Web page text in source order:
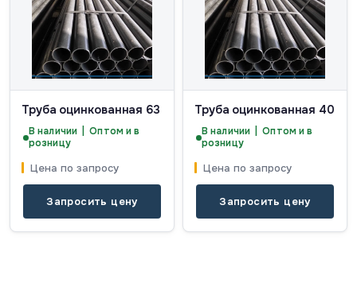
Труба оцинкованная 63
В наличии | Оптом и в
розницу
Цена по запросу
Запросить цену
Труба оцинкованная 40
В наличии | Оптом и в
розницу
Цена по запросу
Запросить цену